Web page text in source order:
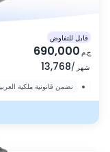
قابل للتفاوض
690,000 ج.م
13,768/ شهر
نضمن قانونية ملكية •